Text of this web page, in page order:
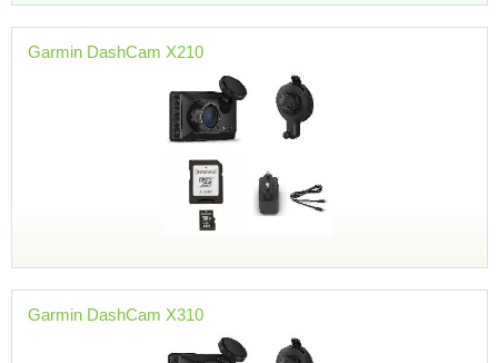
Garmin DashCam X210
Garmin DashCam X310